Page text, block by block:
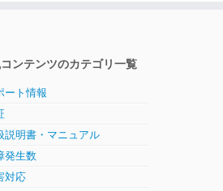
ンテンツのカテゴリ一覧
ート情報
説明書・マニュアル
発生数
対応